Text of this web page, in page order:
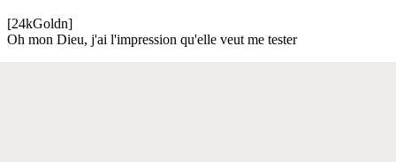
[24kGoldn]
Oh mon Dieu, j'ai l'impression qu'elle veut me tester